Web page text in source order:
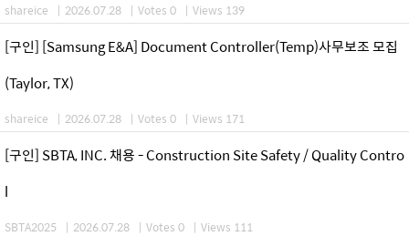
shareice | 2026.07.28 | Votes 0 | Views 139
[구인] [Samsung E&A] Document Controller(Temp)사무보조 모집
(Taylor, TX)
shareice | 2026.07.28 | Votes 0 | Views 171
[구인] SBTA, INC. 채용 - Construction Site Safety / Quality Contro
l
SBTA2025 | 2026.07.28 | Votes 0 | Views 111